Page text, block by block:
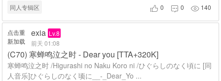
同人专辑区  0  0  140
点击重
新加载
exia Lv.8
前天 01:08
(C70) 寒蝉鸣泣之时 - Dear you [TTA+320K]
寒蝉鸣泣之时 /Higurashi no Naku Koro ni /ひぐらしのなく頃に [同
人音乐]ひぐらしのなく顷に__-_Dear_Yo ...